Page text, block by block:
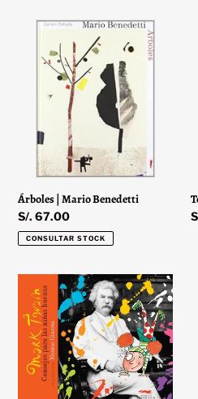
Árboles
Mario
Benedetti
Árboles | Mario Benedetti
Precio
habitual
S/. 67.00
CONSULTAR STOCK
Consejos
para
las
Niñas
Buenas